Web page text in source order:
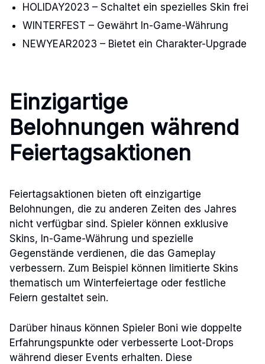
HOLIDAY2023 – Schaltet ein spezielles Skin frei
WINTERFEST – Gewährt In-Game-Währung
NEWYEAR2023 – Bietet ein Charakter-Upgrade
Einzigartige
Belohnungen während
Feiertagsaktionen
Feiertagsaktionen bieten oft einzigartige
Belohnungen, die zu anderen Zeiten des Jahres
nicht verfügbar sind. Spieler können exklusive
Skins, In-Game-Währung und spezielle
Gegenstände verdienen, die das Gameplay
verbessern. Zum Beispiel können limitierte Skins
thematisch um Winterfeiertage oder festliche
Feiern gestaltet sein.
Darüber hinaus können Spieler Boni wie doppelte
Erfahrungspunkte oder verbesserte Loot-Drops
während dieser Events erhalten. Diese